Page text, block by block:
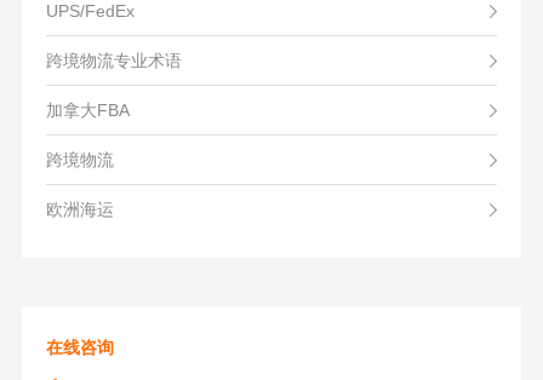
UPS/FedEx
跨境物流专业术语
加拿大FBA
跨境物流
欧洲海运
在线咨询